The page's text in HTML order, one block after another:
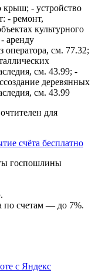
крыш; - устройство
- ремонт,
культурного
аренду
оператора, см. 77.32;
см. 43.99; -
деревянных
см. 43.99
для
счёта бесплатно
госпошлины
по счетам — до 7%.
с Яндекс